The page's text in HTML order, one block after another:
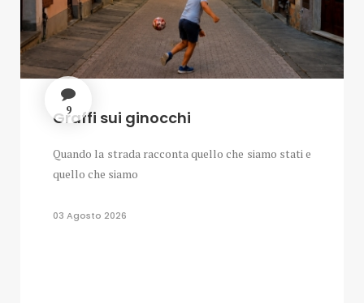
9
Graffi sui ginocchi
Quando la strada racconta quello che siamo stati e
quello che siamo
03 Agosto 2026